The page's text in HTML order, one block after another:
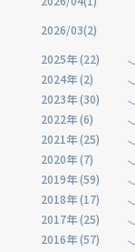
2026/03(2)
2025年 (22)
2024年 (2)
2023年 (30)
2022年 (6)
2021年 (25)
2020年 (7)
2019年 (59)
2018年 (17)
2017年 (25)
2016年 (57)